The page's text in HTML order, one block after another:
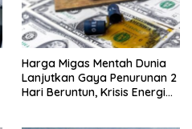
Harga Migas Mentah Dunia
Lanjutkan Gaya Penurunan 2
Hari Beruntun, Krisis Energi